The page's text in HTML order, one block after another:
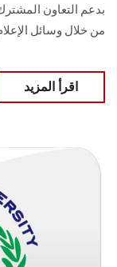
بدعم التعاون
من خلال وسائل
اقرأ المزيد